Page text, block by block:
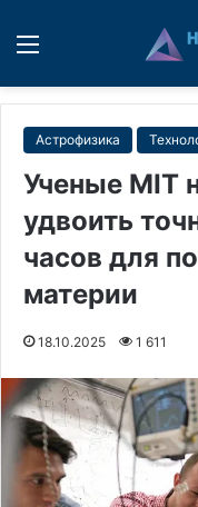
Астрофизика
Ученые MIT
удвоить
часов для
материи
18.10.2025 1 611